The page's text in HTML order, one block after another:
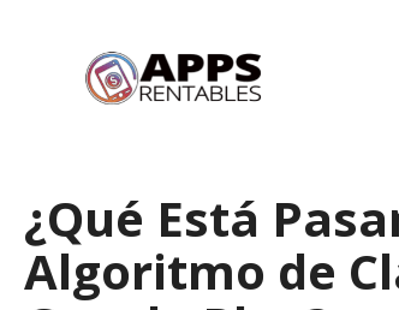
¿Qué Está
Algoritmo de